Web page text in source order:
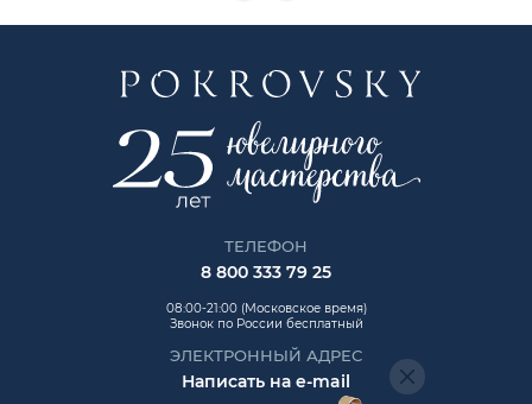
ТЕЛЕФОН
8 800 333 79 25
08:00-21:00 (Московское время)
Звонок по России бесплатный
ЭЛЕКТРОННЫЙ АДРЕС
Написать на e-mail